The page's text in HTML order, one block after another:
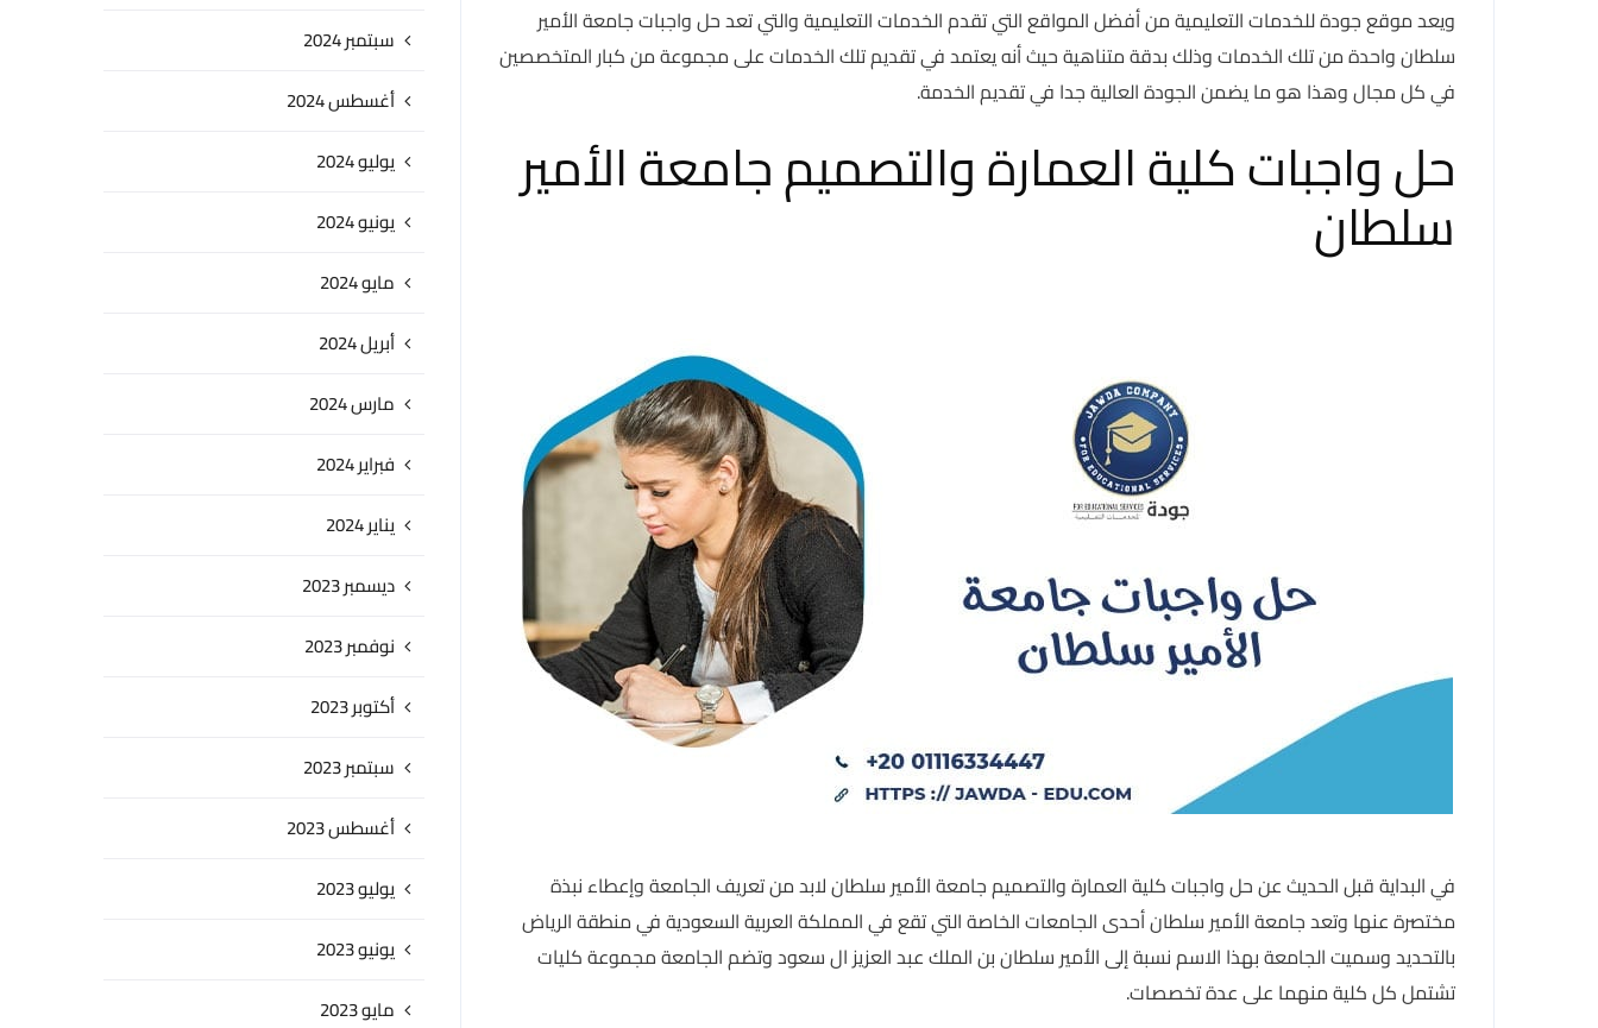
ويعد موقع جودة للخدمات التعليمية من أفضل المواقع التي تقدم الخدمات التعليمية والتي تعد حل واجبات جامعة الأمير
سلطان واحدة من تلك الخدمات وذلك بدقة متناهية حيث أنه يعتمد في تقديم تلك الخدمات على مجموعة من كبار المتخصصين
في كل مجال وهذا هو ما يضمن الجودة العالية جدا في تقديم الخدمة.
حل واجبات كلية العمارة والتصميم جامعة الأمير
سلطان
في البداية قبل الحديث عن حل واجبات كلية العمارة والتصميم جامعة الأمير سلطان لابد من تعريف الجامعة وإعطاء نبذة
مختصرة عنها وتعد جامعة الأمير سلطان أحدى الجامعات الخاصة التي تقع في المملكة العربية السعودية في منطقة الرياض
بالتحديد وسميت الجامعة بهذا الاسم نسبة إلى الأمير سلطان بن الملك عبد العزيز ال سعود وتضم الجامعة مجموعة كليات
تشتمل كل كلية منهما على عدة تخصصات.
سبتمبر 2024
أغسطس 2024
يوليو 2024
يونيو 2024
مايو 2024
أبريل 2024
مارس 2024
فبراير 2024
يناير 2024
ديسمبر 2023
نوفمبر 2023
أكتوبر 2023
سبتمبر 2023
أغسطس 2023
يوليو 2023
يونيو 2023
مايو 2023